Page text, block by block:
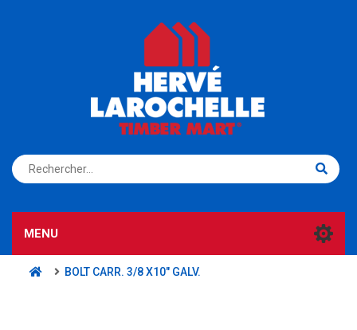
S'ENREGISTRER CONNEXION
MENU
BOLT CARR. 3/8 X10" GALV.